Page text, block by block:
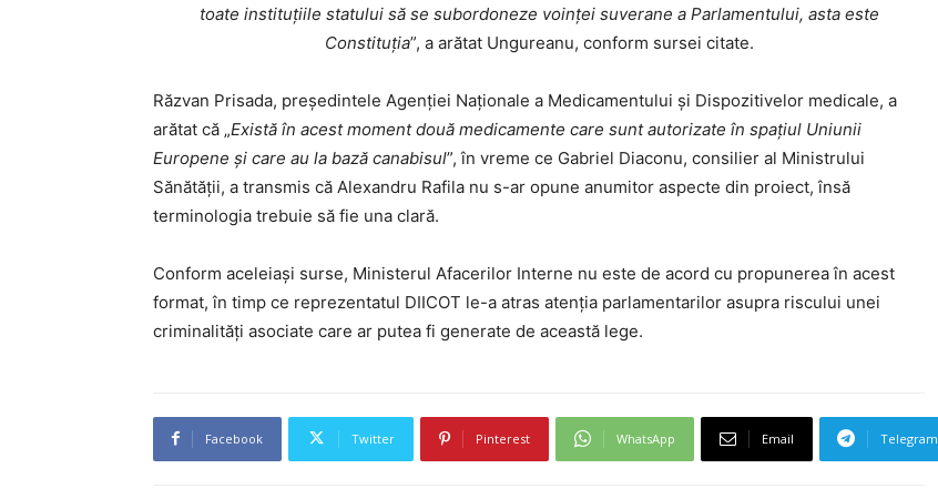
toate instituţiile statului să se subordoneze voinţei suverane a Parlamentului, asta este
Constituţia”, a arătat Ungureanu, conform sursei citate.
Răzvan Prisada, preşedintele Agenţiei Naţionale a Medicamentului şi Dispozitivelor medicale, a
arătat că „Există în acest moment două medicamente care sunt autorizate în spaţiul Uniunii
Europene şi care au la bază canabisul”, în vreme ce Gabriel Diaconu, consilier al Ministrului
Sănătăţii, a transmis că Alexandru Rafila nu s-ar opune anumitor aspecte din proiect, însă
terminologia trebuie să fie una clară.
Conform aceleiași surse, Ministerul Afacerilor Interne nu este de acord cu propunerea în acest
format, în timp ce reprezentatul DIICOT le-a atras atenţia parlamentarilor asupra riscului unei
criminalităţi asociate care ar putea fi generate de această lege.
Facebook Twitter Pinterest WhatsApp Email Telegram